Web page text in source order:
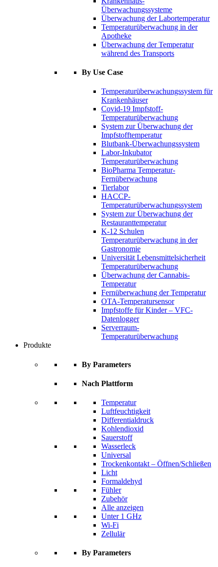
Überwachungssysteme
Überwachung der Labortemperatur
Temperaturüberwachung in der
Apotheke
Überwachung der Temperatur
während des Transports
By Use Case
Temperaturüberwachungssystem für
Krankenhäuser
Covid-19 Impfstoff-
Temperaturüberwachung
System zur Überwachung der
Impfstofftemperatur
Blutbank-Überwachungssystem
Labor-Inkubator
Temperaturüberwachung
BioPharma Temperatur-
Fernüberwachung
Tierlabor
HACCP-
Temperaturüberwachungssystem
System zur Überwachung der
Restauranttemperatur
K-12 Schulen
Temperaturüberwachung in der
Gastronomie
Universität Lebensmittelsicherheit
Temperaturüberwachung
Überwachung der Cannabis-
Temperatur
Fernüberwachung der Temperatur
OTA-Temperatursensor
Impfstoffe für Kinder – VFC-
Datenlogger
Serverraum-
Temperaturüberwachung
Produkte
By Parameters
Nach Plattform
Temperatur
Luftfeuchtigkeit
Differentialdruck
Kohlendioxid
Sauerstoff
Wasserleck
Universal
Trockenkontakt – Öffnen/Schließen
Licht
Formaldehyd
Fühler
Zubehör
Alle anzeigen
Unter 1 GHz
Wi-Fi
Zellulär
By Parameters